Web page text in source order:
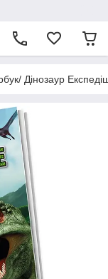
Дінозаур